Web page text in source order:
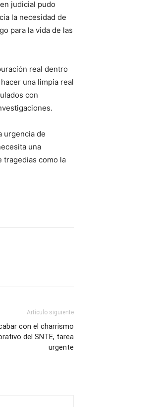
judicial pudo
la necesidad de
para la vida de las
real dentro
una limpia real
con
urgencia de
una
tragedias como la
Artículo siguiente
con el charrismo
del SNTE, tarea
urgente